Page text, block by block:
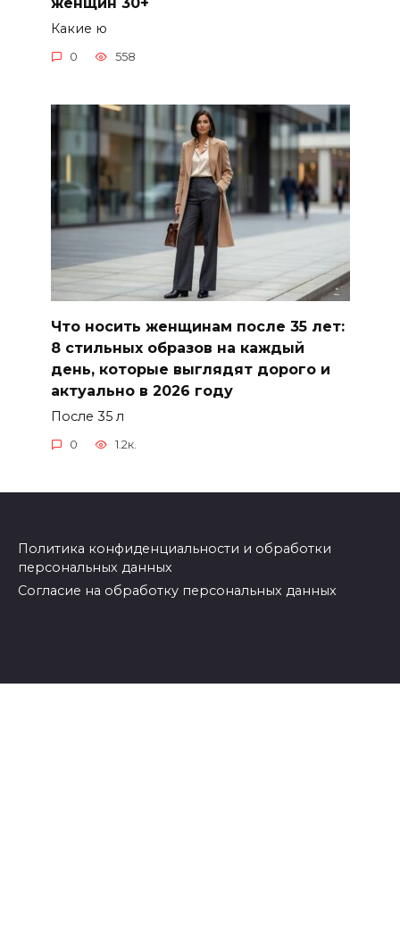
Какие ю
0 558
Что носить женщинам после 35 лет:
8 стильных образов на каждый
день, которые выглядят дорого и
актуально в 2026 году
После 35 л
0 1.2к.
Политика конфиденциальности и обработки
персональных данных
Согласие на обработку персональных данных